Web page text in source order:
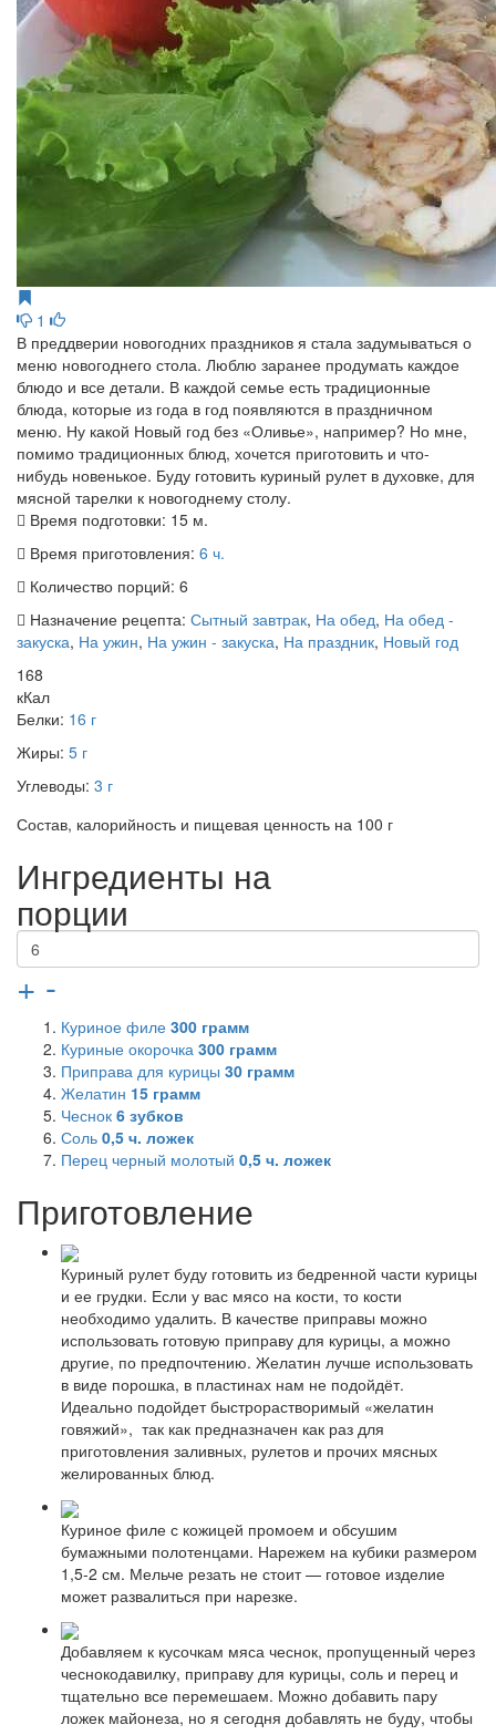
1
В преддверии новогодних праздников я стала задумываться о
меню новогоднего стола. Люблю заранее продумать каждое
блюдо и все детали. В каждой семье есть традиционные
блюда, которые из года в год появляются в праздничном
меню. Ну какой Новый год без «Оливье», например? Но мне,
помимо традиционных блюд, хочется приготовить и что-
нибудь новенькое. Буду готовить куриный рулет в духовке, для
мясной тарелки к новогоднему столу.
Время подготовки: 15 м.
Время приготовления: 6 ч.
Количество порций: 6
Назначение рецепта: Сытный завтрак, На обед, На обед -
закуска, На ужин, На ужин - закуска, На праздник, Новый год
168
кКал
Белки: 16 г
Жиры: 5 г
Углеводы: 3 г
Состав, калорийность и пищевая ценность на 100 г
Ингредиенты на
порции
+ -
Куриное филе 300 грамм
Куриные окорочка 300 грамм
Приправа для курицы 30 грамм
Желатин 15 грамм
Чеснок 6 зубков
Соль 0,5 ч. ложек
Перец черный молотый 0,5 ч. ложек
Приготовление
Куриный рулет буду готовить из бедренной части курицы
и ее грудки. Если у вас мясо на кости, то кости
необходимо удалить. В качестве приправы можно
использовать готовую приправу для курицы, а можно
другие, по предпочтению. Желатин лучше использовать
в виде порошка, в пластинах нам не подойдёт.
Идеально подойдет быстрорастворимый «желатин
говяжий», так как предназначен как раз для
приготовления заливных, рулетов и прочих мясных
желированных блюд.
Куриное филе с кожицей промоем и обсушим
бумажными полотенцами. Нарежем на кубики размером
1,5-2 см. Мельче резать не стоит — готовое изделие
может развалиться при нарезке.
Добавляем к кусочкам мяса чеснок, пропущенный через
чеснокодавилку, приправу для курицы, соль и перец и
тщательно все перемешаем. Можно добавить пару
ложек майонеза, но я сегодня добавлять не буду, чтобы